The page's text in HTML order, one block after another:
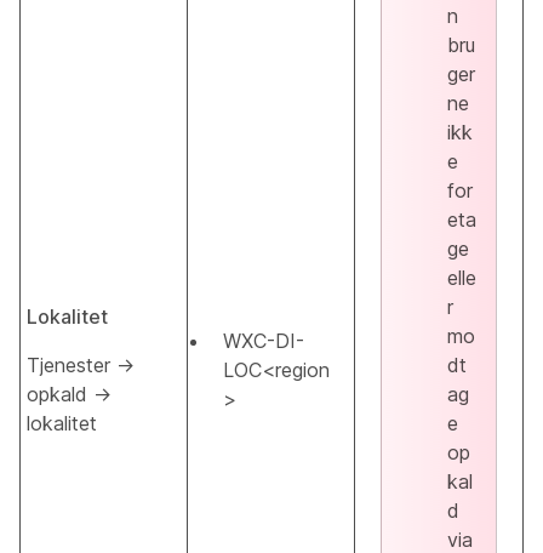
Lokalitet
Tjenester →
opkald →
lokalitet
WXC-DI-
LOC<region
>
n
bru
ger
ne
ikk
e
for
eta
ge
elle
r
mo
dt
ag
e
op
kal
d
via